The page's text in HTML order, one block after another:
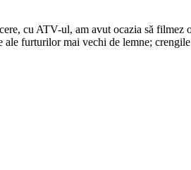
cu ATV-ul, am avut ocazia să filmez
furturilor mai vechi de lemne;